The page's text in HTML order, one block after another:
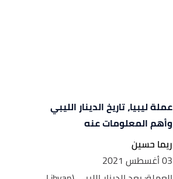
عملة ليبيا، تاريخ الدينار الليبي
وأهم المعلومات عنه
ريما حسين
03 أغسطس 2021